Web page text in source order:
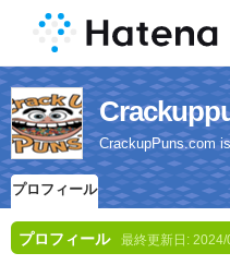
CrackupPuns.com
プロフィール
プロフィール 最終更新日: 2024/